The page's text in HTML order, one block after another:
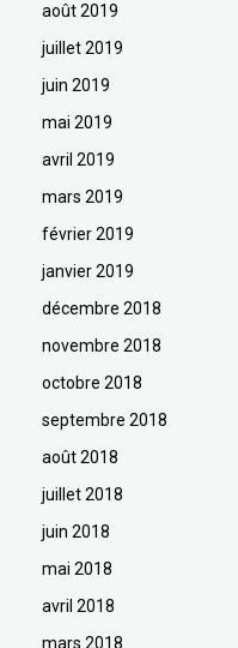
août 2019
juillet 2019
juin 2019
mai 2019
avril 2019
mars 2019
février 2019
janvier 2019
décembre 2018
novembre 2018
octobre 2018
septembre 2018
août 2018
juillet 2018
juin 2018
mai 2018
avril 2018
mars 2018